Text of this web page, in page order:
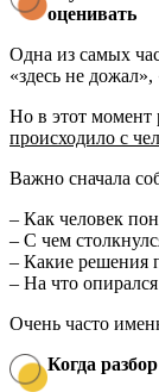
оценивать
Одна из самых
«здесь не
Но в этот момент
происходило с
Важно сначала
– Как человек
– С чем
– Какие решения
– На что опирался
Очень часто
Когда